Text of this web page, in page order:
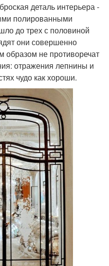
деталь интерьера -
полированными
до трех с половиной
они совершенно
образом не противоречат
отражения лепнины и
чудо как хороши.